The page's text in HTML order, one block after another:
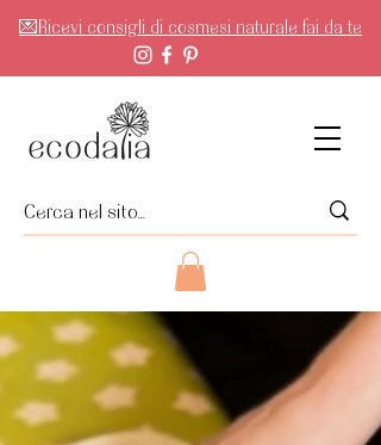
💌Ricevi consigli di cosmesi naturale fai da te